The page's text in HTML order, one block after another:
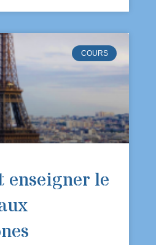
COURS
enseigner le